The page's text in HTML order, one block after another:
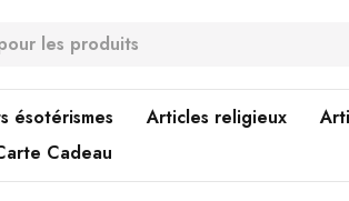
ésotérismes Articles religieux
Cadeau